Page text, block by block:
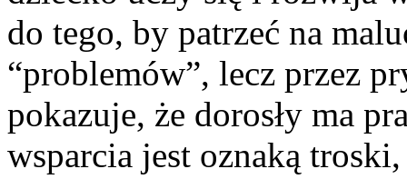
do tego, by patrzeć na
“problemów”, lecz przez
pokazuje, że dorosły ma
wsparcia jest oznaką